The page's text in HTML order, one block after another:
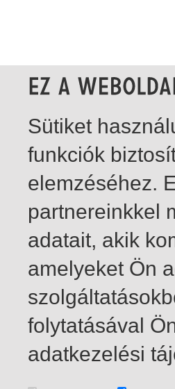
1-5 / insgesamt 5 Treffer
Sütiket
funkciók
elemzéséhez.
partnereinkkel
adatait, akik
amelyeket Ön
folytatásával
adatkezelési